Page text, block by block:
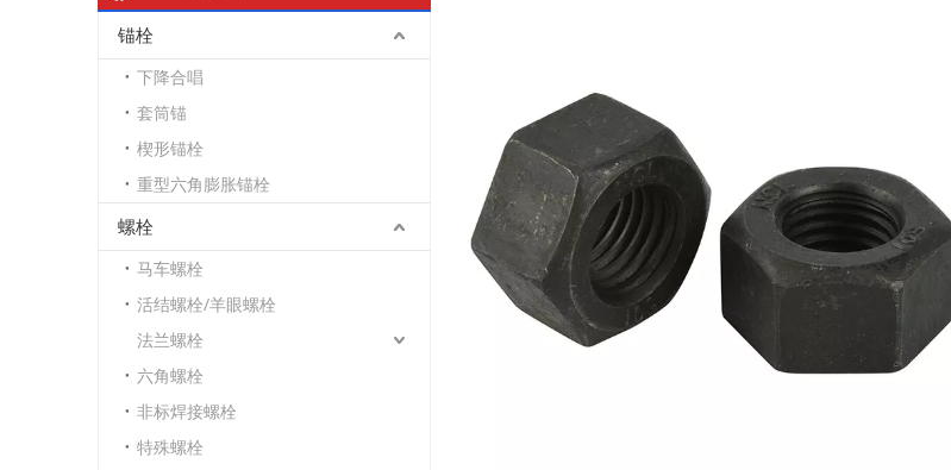
锚栓
下降合唱
套筒锚
楔形锚栓
重型六角膨胀锚栓
螺栓
马车螺栓
活结螺栓/羊眼螺栓
法兰螺栓
六角螺栓
非标焊接螺栓
特殊螺栓